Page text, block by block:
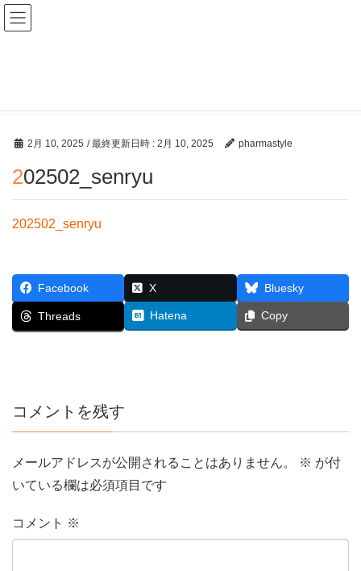
2月 10, 2025 / 最終更新日時 : 2月 10, 2025 pharmastyle
202502_senryu
202502_senryu
Facebook X Bluesky
Threads Hatena Copy
コメントを残す
メールアドレスが公開されることはありません。 ※ が付
いている欄は必須項目です
コメント ※